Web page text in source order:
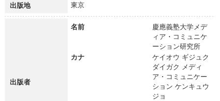
出版地 東京
出版者
名前
慶應義塾大学メデ
ィア・コミュニケ
ーション研究所
カナ
ケイオウ ギジュク
ダイガク メディ
ア・コミュニケー
ション ケンキュウ
ジョ